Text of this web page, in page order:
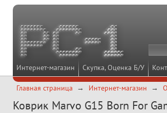
Интернет-магазин Скупка, Оценка Б/У
Главная страница Интернет-магазин
Коврик Marvo G15 Born For